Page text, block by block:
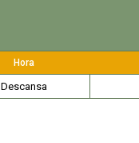
Hora
Descansa